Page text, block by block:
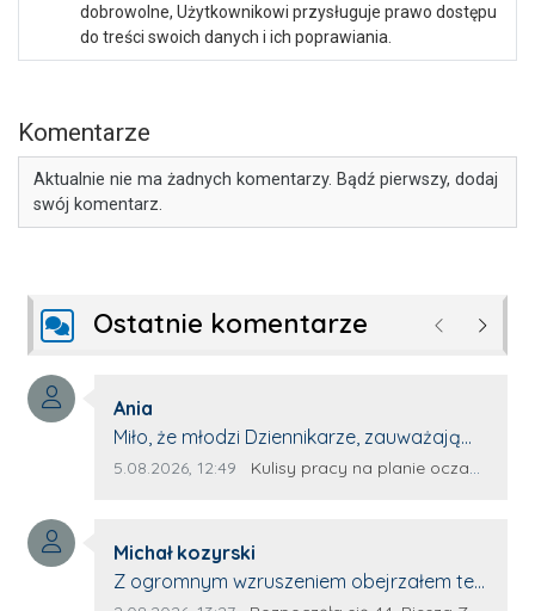
dobrowolne, Użytkownikowi przysługuje prawo dostępu
do treści swoich danych i ich poprawiania.
Komentarze
Aktualnie nie ma żadnych komentarzy. Bądź pierwszy, dodaj
swój komentarz.
Ostatnie komentarze Poprzednie
Autor komentarza:
Ania
Treść komentarza:
Miło, że młodzi Dziennikarze, zauważają
młode talenty, które dopiero wkraczają
z nim wywiad, który przeprowadzi Pan
Artur.
Data dodania komentarza:
5.08.2026, 12:49 Źródło komentarza:
Kulisy pracy na planie oczami młodego filmowca
Autor komentarza:
Michał kozyrski
Treść komentarza:
Z ogromnym wzruszeniem obejrzałem ten